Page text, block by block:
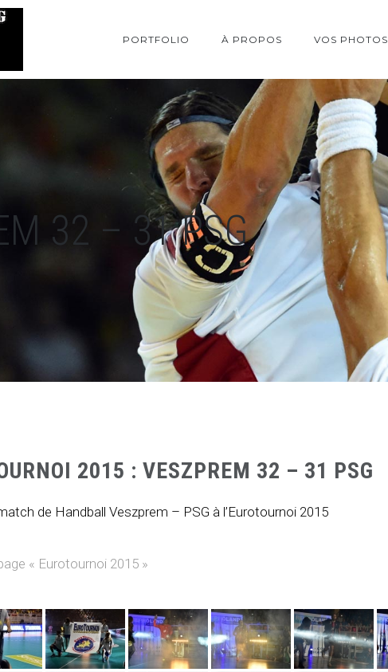
PORTFOLIO À PROPOS VOS PHOTOS
32 – 31 PSG
2015 : VESZPREM 32 – 31 PSG
de Handball Veszprem – PSG à l’Eurotournoi 2015
« Eurotournoi 2015 »